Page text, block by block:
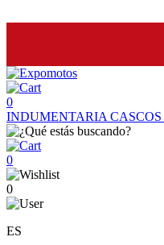
0
INDUMENTARIA CASCOS
0
0
ES